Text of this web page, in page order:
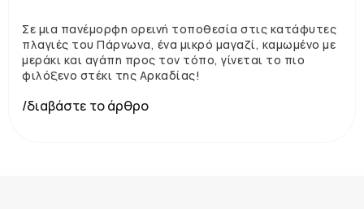
Σε μια πανέμορφη ορεινή τοποθεσία στις κατάφυτες
πλαγιές του Πάρνωνα, ένα μικρό μαγαζί, καμωμένο με
μεράκι και αγάπη προς τον τόπο, γίνεται το πιο
φιλόξενο στέκι της Αρκαδίας!
/διαβάστε το άρθρο